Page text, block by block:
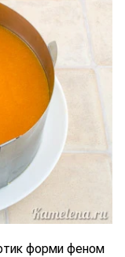
форми феном